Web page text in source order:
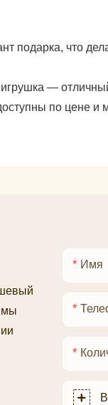
подарка, что
—
по цене и
мы
Имя